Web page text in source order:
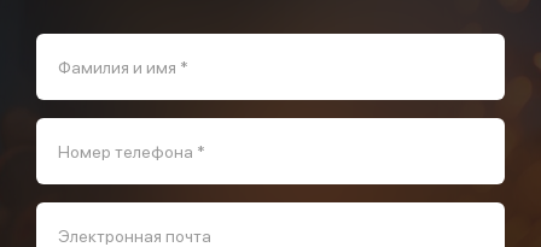
Фамилия и имя *
Номер телефона *
Электронная почта